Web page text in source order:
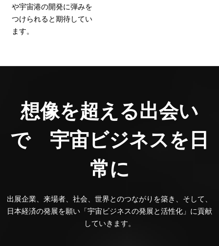
や宇宙港の開発に弾みを
つけられると期待してい
ます。
想像を超える出会い
で 宇宙ビジネスを日
常に
出展企業、来場者、社会、世界とのつながりを築き、そして、
日本経済の発展を願い「宇宙ビジネスの発展と活性化」に貢献
していきます。